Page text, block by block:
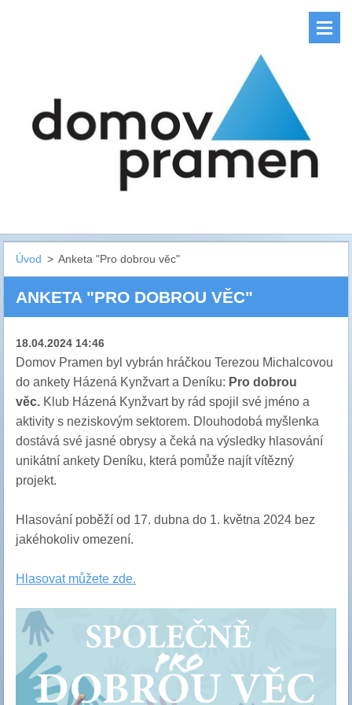
Úvod > Anketa "Pro dobrou věc"
ANKETA "PRO DOBROU VĚC"
18.04.2024 14:46
Domov Pramen byl vybrán hráčkou Terezou Michalcovou
do ankety Házená Kynžvart a Deníku: Pro dobrou
věc. Klub Házená Kynžvart by rád spojil své jméno a
aktivity s neziskovým sektorem. Dlouhodobá myšlenka
dostává své jasné obrysy a čeká na výsledky hlasování
unikátní ankety Deníku, která pomůže najít vítězný
projekt.
Hlasování poběží od 17. dubna do 1. května 2024 bez
jakéhokoliv omezení.
Hlasovat můžete zde.